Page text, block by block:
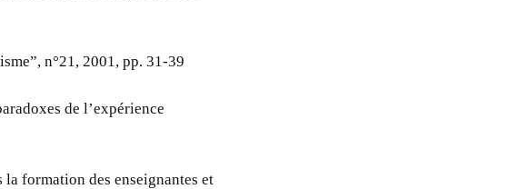
n°21, 2001, pp. 31-39
de l’expérience
formation des enseignantes et